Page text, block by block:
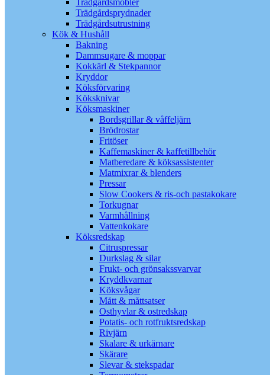
Trädgårdsmöbler
Trädgårdsprydnader
Trädgårdsutrustning
Kök & Hushåll
Bakning
Dammsugare & moppar
Kokkärl & Stekpannor
Kryddor
Köksförvaring
Köksknivar
Köksmaskiner
Bordsgrillar & våffeljärn
Brödrostar
Fritöser
Kaffemaskiner & kaffetillbehör
Matberedare & köksassistenter
Matmixrar & blenders
Pressar
Slow Cookers & ris-och pastakokare
Torkugnar
Varmhållning
Vattenkokare
Köksredskap
Citruspressar
Durkslag & silar
Frukt- och grönsakssvarvar
Kryddkvarnar
Köksvågar
Mått & måttsatser
Osthyvlar & ostredskap
Potatis- och rotfruktsredskap
Rivjärn
Skalare & urkärnare
Skärare
Slevar & stekspadar